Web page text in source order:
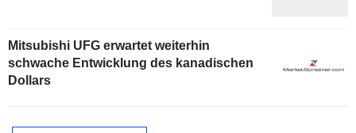
Mitsubishi UFG erwartet weiterhin
schwache Entwicklung des kanadischen
Dollars